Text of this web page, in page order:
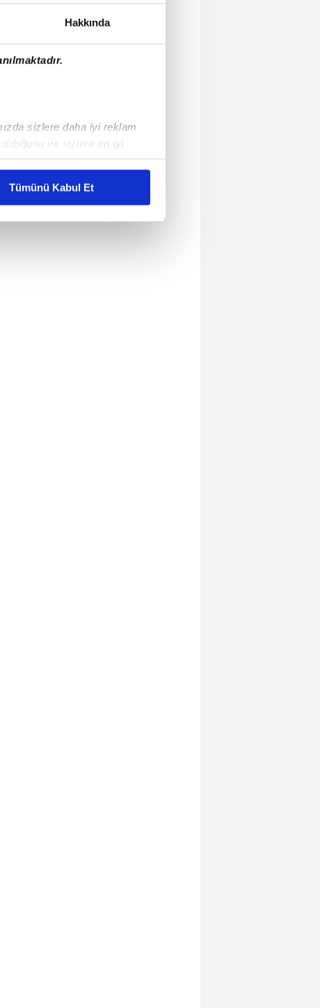
Hakkında
sizlere daha iyi reklam
ve sizlere en iyi
karşılamak
kullanılmaktadır. Bu
sunulması
ve sizlere yönelik
detaylı bilgi için Ayarlar
ve sitemizde ilgili
Tümünü Kabul Et